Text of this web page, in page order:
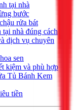
tại nhà
bước
rửa bát
nhà đúng cách
dịch vụ chuyên
sen
kiệm và phù hợp
Tủ Bánh Kem
tiền